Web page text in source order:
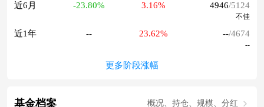
近6月 -23.80% 3.16% 4946/5124
不佳
近1年 -- 23.62% --/4674
--
更多阶段涨幅
基金档案 概况、持仓、规模、分红